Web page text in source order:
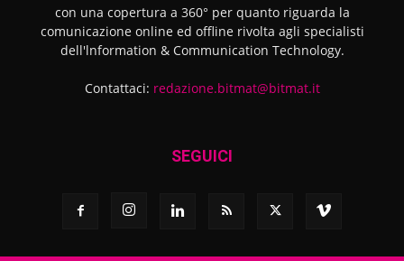
con una copertura a 360° per quanto riguarda la
comunicazione online ed offline rivolta agli specialisti
dell'lnformation & Communication Technology.
Contattaci: redazione.bitmat@bitmat.it
SEGUICI